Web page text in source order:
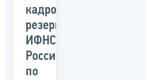
кадровый
резерв
ИФНС
России
по